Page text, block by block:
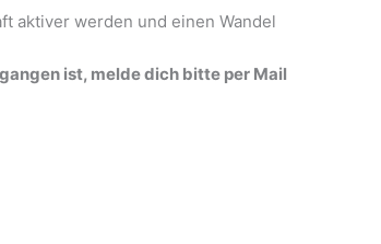
aktiver werden und einen Wandel
ist, melde dich bitte per Mail